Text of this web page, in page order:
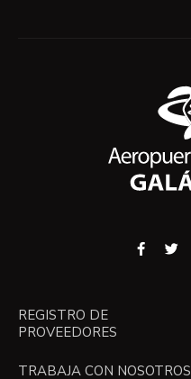
REGISTRO DE
PROVEEDORES
TRABAJA CON NOSOTROS